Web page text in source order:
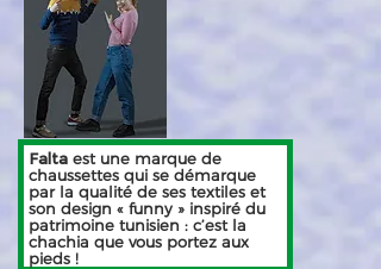
Falta est une marque de
chaussettes qui se démarque
par la qualité de ses textiles et
son design « funny » inspiré du
patrimoine tunisien : c’est la
chachia que vous portez aux
pieds !